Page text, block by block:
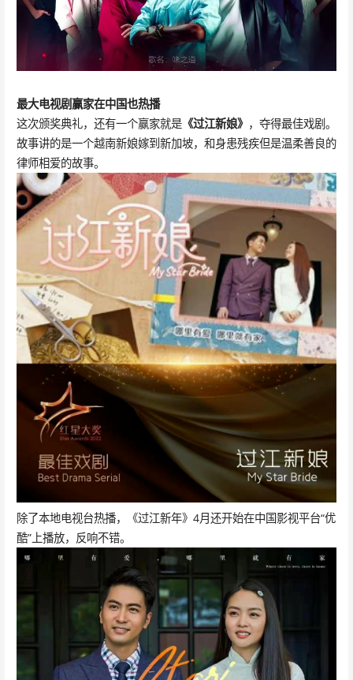
最大电视剧赢家在中国也热播
这次颁奖典礼，还有一个赢家就是《过江新娘》 ，夺得最佳戏剧。
故事讲的是一个越南新娘嫁到新加坡，和身患残疾但是温柔善良的
律师相爱的故事。
除了本地电视台热播，《过江新年》4月还开始在中国影视平台“优
酷”上播放，反响不错。